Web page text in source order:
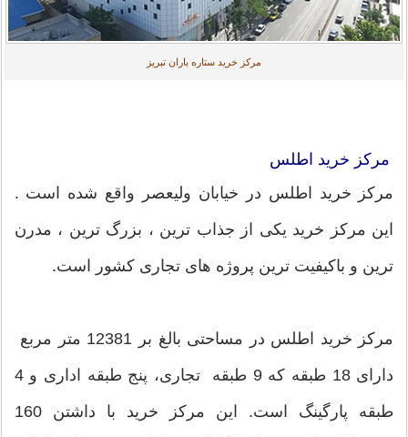
مرکز خرید ستاره باران تبریز
مرکز خرید اطلس
مرکز خرید اطلس در خیابان ولیعصر واقع شده است .
این مرکز خرید یکی از جذاب ترین ، بزرگ ترین ، مدرن
ترین و باکیفیت ترین پروژه های تجاری کشور است.
مرکز خرید اطلس در مساحتی بالغ بر 12381 متر مربع
دارای 18 طبقه که 9 طبقه تجاری، پنج طبقه اداری و 4
طبقه پارگینگ است. این مرکز خرید با داشتن 160